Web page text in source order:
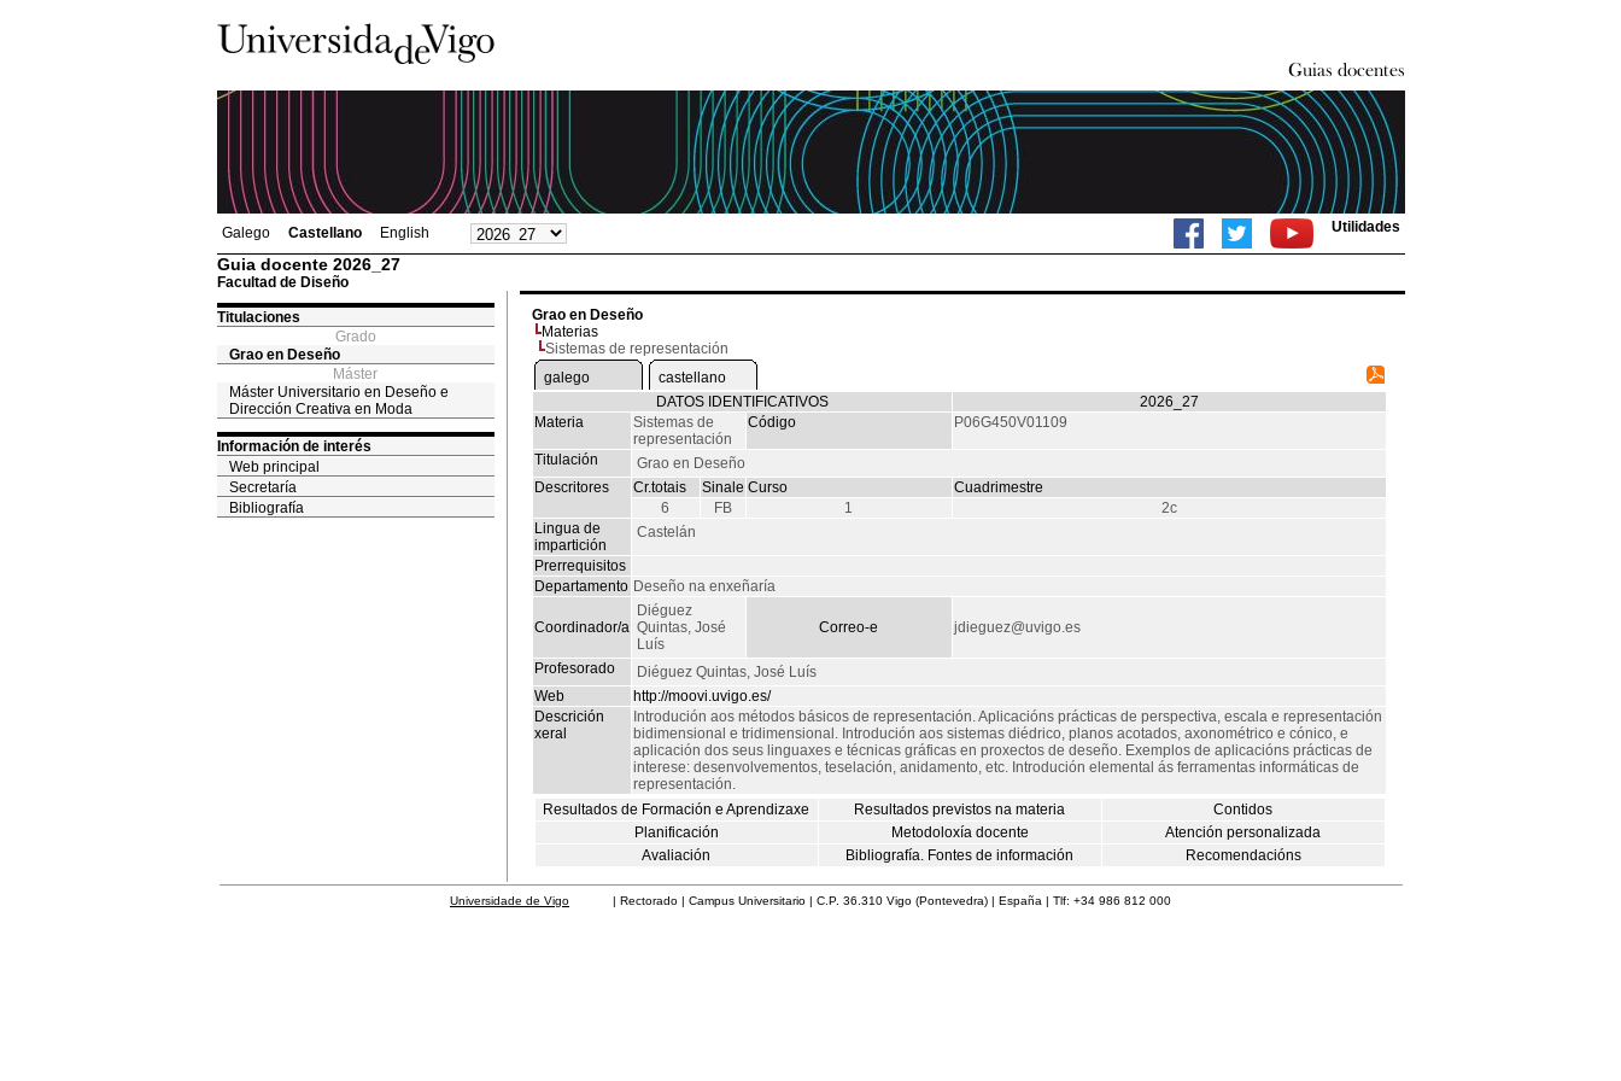
Galego Castellano English Utilidades
Guia docente 2026_27
Facultad de Diseño
Titulaciones
Grado
Grao en Deseño
Máster
Máster Universitario en Deseño e
Dirección Creativa en Moda
Información de interés
Web principal
Secretaría
Bibliografía
Grao en Deseño
Materias
Sistemas de representación
galego
castellano
DATOS IDENTIFICATIVOS
2026_27
Materia
Sistemas de
representación
Código P06G450V01109
Titulación
Grao en Deseño
Descritores
Cr.totais Sinale Curso
Cuadrimestre
6
FB 1
2c
Lingua de
impartición
Castelán
Prerrequisitos
Departamento Deseño na enxeñaría
Coordinador/a
Diéguez
Quintas, José
Luís
Correo-e jdieguez@uvigo.es
Profesorado
Diéguez Quintas, José Luís
Web
http://moovi.uvigo.es/
Descrición
xeral
Introdución aos métodos básicos de representación. Aplicacións prácticas de perspectiva, escala e representación
bidimensional e tridimensional. Introdución aos sistemas diédrico, planos acotados, axonométrico e cónico, e
aplicación dos seus linguaxes e técnicas gráficas en proxectos de deseño. Exemplos de aplicacións prácticas de
interese: desenvolvementos, teselación, anidamento, etc. Introdución elemental ás ferramentas informáticas de
representación.
Resultados de Formación e Aprendizaxe
Resultados previstos na materia
Contidos
Planificación
Metodoloxía docente
Atención personalizada
Avaliación
Bibliografía. Fontes de información Recomendacións
Universidade de Vigo | Rectorado | Campus Universitario | C.P. 36.310 Vigo (Pontevedra) | España | Tlf: +34 986 812 000